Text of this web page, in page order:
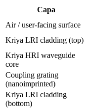
Capa
Air / user-facing surface
Kriya LRI cladding (top)
Kriya HRI waveguide
core
Coupling grating
(nanoimprinted)
Kriya LRI cladding
(bottom)